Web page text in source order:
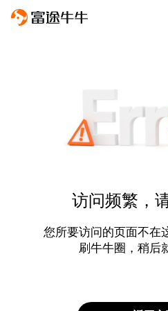
访问频繁，
您所要访问的页面不在
刷牛牛圈，稍后